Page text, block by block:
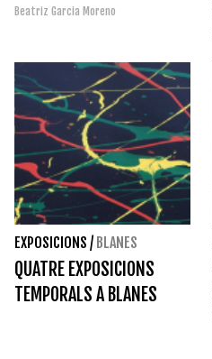
Beatriz Garcia Moreno
EXPOSICIONS / BLANES
QUATRE EXPOSICIONS
TEMPORALS A BLANES